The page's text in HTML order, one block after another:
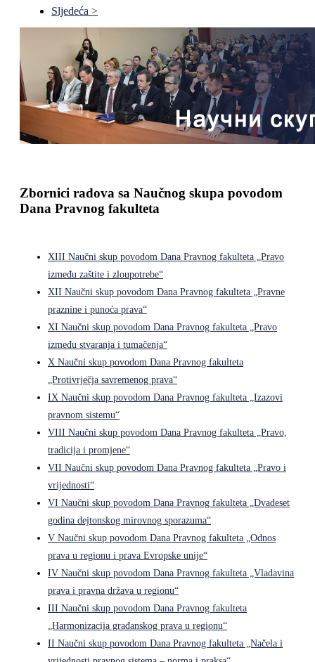
Sljedeća >
Zbornici radova sa Naučnog skupa povodom
Dana Pravnog fakulteta
XIII Naučni skup povodom Dana Pravnog fakulteta „Pravo
između zaštite i zloupotrebe“
XII Naučni skup povodom Dana Pravnog fakulteta „Pravne
praznine i punoća prava“
XI Naučni skup povodom Dana Pravnog fakulteta „Pravo
između stvaranja i tumačenja“
X Naučni skup povodom Dana Pravnog fakulteta
„Protivrječja savremenog prava“
IX Naučni skup povodom Dana Pravnog fakulteta „Izazovi
pravnom sistemu“
VIII Naučni skup povodom Dana Pravnog fakulteta „Pravo,
tradicija i promjene“
VII Naučni skup povodom Dana Pravnog fakulteta „Pravo i
vrijednosti“
VI Naučni skup povodom Dana Pravnog fakulteta „Dvadeset
godina dejtonskog mirovnog sporazuma“
V Naučni skup povodom Dana Pravnog fakulteta „Odnos
prava u regionu i prava Evropske unije“
IV Naučni skup povodom Dana Pravnog fakulteta „Vladavina
prava i pravna država u regionu“
III Naučni skup povodom Dana Pravnog fakulteta
„Harmonizacija građanskog prava u regionu“
II Naučni skup povodom Dana Pravnog fakulteta „Načela i